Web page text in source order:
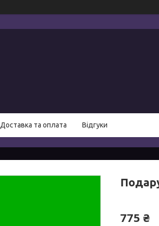
Доставка та оплата Відгуки
775 ₴